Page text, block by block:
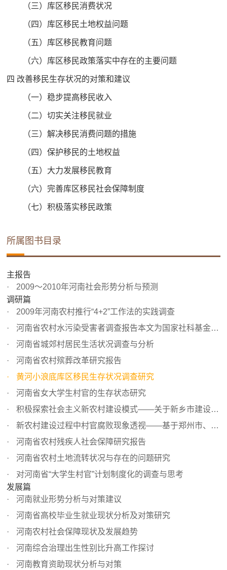
（三）库区移民消费状况
（四）库区移民土地权益问题
（五）库区移民教育问题
（六）库区移民政策落实中存在的主要问题
四 改善移民生存状况的对策和建议
（一）稳步提高移民收入
（二）切实关注移民就业
（三）解决移民消费问题的措施
（四）保护移民的土地权益
（五）大力发展移民教育
（六）完善库区移民社会保障制度
（七）积极落实移民政策
所属图书目录
主报告
2009～2010年河南社会形势分析与预测
调研篇
2009年河南农村推行“4+2”工作法的实践调查
河南省农村水污染受害者调查报告本文为国家社科基金“我国...
河南省城郊村居民生活状况调查与分析
河南省农村殡葬改革研究报告
黄河小浪底库区移民生存状况调查研究
河南省女大学生村官的生存状态研究
积极探索社会主义新农村建设模式——关于新乡市建设新型农...
新农村建设过程中村官腐败现象透视——基于郑州市、濮阳市...
河南省农村残疾人社会保障研究报告
河南省农村土地流转状况与存在的问题研究
对河南省“大学生村官”计划制度化的调查与思考
发展篇
河南就业形势分析与对策建议
河南省高校毕业生就业现状分析及对策研究
河南农村社会保障现状及发展趋势
河南综合治理出生性别比升高工作探讨
河南教育资助现状分析与对策